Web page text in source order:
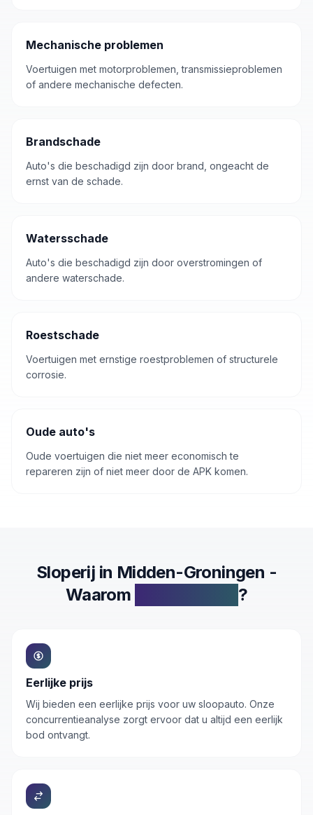
Mechanische problemen
Voertuigen met motorproblemen, transmissieproblemen
of andere mechanische defecten.
Brandschade
Auto's die beschadigd zijn door brand, ongeacht de
ernst van de schade.
Watersschade
Auto's die beschadigd zijn door overstromingen of
andere waterschade.
Roestschade
Voertuigen met ernstige roestproblemen of structurele
corrosie.
Oude auto's
Oude voertuigen die niet meer economisch te
repareren zijn of niet meer door de APK komen.
Sloperij in Midden-Groningen -
Waarom
?
Eerlijke prijs
Wij bieden een eerlijke prijs voor uw sloopauto. Onze
concurrentieanalyse zorgt ervoor dat u altijd een eerlijk
bod ontvangt.